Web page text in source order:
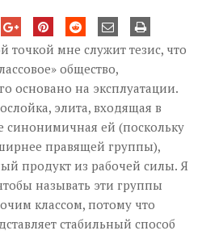
точкой мне служит тезис, что
общество,
основано на эксплуатации.
элита, входящая в
синонимичная ей (поскольку
правящей группы),
продукт из рабочей силы. Я
называть эти группы
классом, потому что
стабильный способ